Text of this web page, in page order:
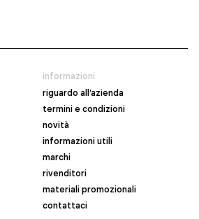
informazioni
riguardo all’azienda
termini e condizioni
novità
informazioni utili
marchi
rivenditori
materiali promozionali
contattaci